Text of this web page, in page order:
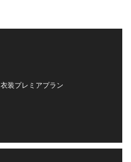
衣装プレミアプラン